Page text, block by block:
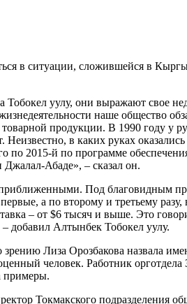
в ситуации, сложившейся в
уулу, они выражают свое
наше
продукции. В 1990 году у
Неизвестно, в каких руках
2015-й по программе
Абаде», – сказал он.
Под благовидным
а по второму и третьему
– от $6 тысяч и выше. Это
добавил Алтынбек Тобокел уулу.
Лиза Орозбакова назвала
человек. Работник
примеры.
Токмакского подразделения